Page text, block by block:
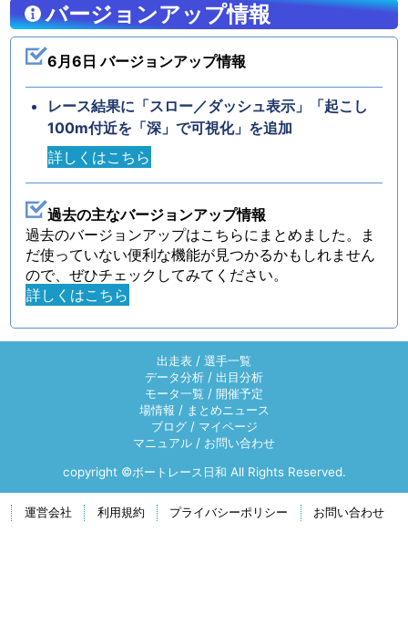
バージョンアップ情報
6月6日 バージョンアップ情報
レース結果に「スロー／ダッシュ表示」「起こし
100m付近を「深」で可視化」を追加
詳しくはこちら
過去の主なバージョンアップ情報
過去のバージョンアップはこちらにまとめました。ま
だ使っていない便利な機能が見つかるかもしれません
ので、ぜひチェックしてみてください。
詳しくはこちら
出走表 / 選手一覧
データ分析 / 出目分析
モータ一覧 / 開催予定
場情報 / まとめニュース
ブログ/ マイページ
マニュアル / お問い合わせ
copyright ©ボートレース日和 All Rights Reserved.
運営会社 利用規約 プライバシーポリシー お問い合わせ